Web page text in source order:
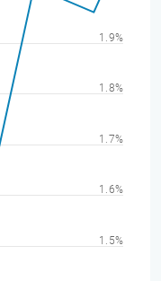
1.5%
1.6%
1.7%
1.8%
1.9%